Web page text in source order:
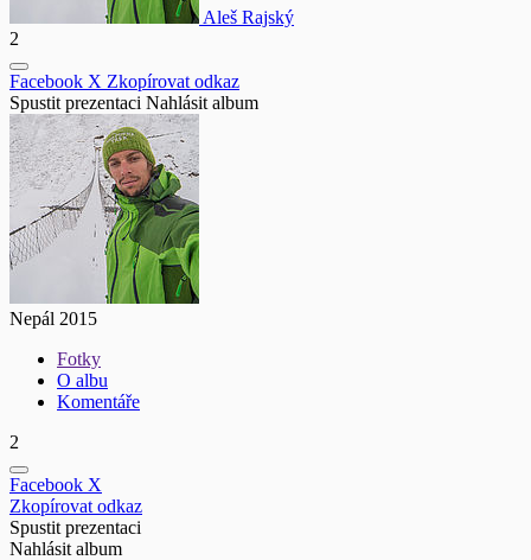
Aleš Rajský
2
Facebook X Zkopírovat odkaz
Spustit prezentaci Nahlásit album
Nepál 2015
Fotky
O albu
Komentáře
2
Facebook X
Zkopírovat odkaz
Spustit prezentaci
Nahlásit album